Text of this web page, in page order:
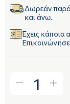
Δωρεάν
και άνω.
Έχεις κάποια
1